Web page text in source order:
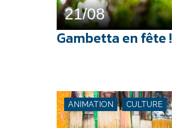
21/08
Gambetta en fête !
ANIMATION CULTURE